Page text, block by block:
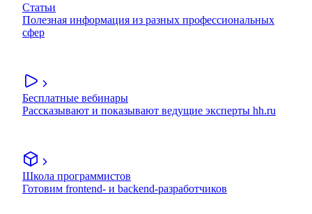
Статьи
Полезная информация из разных профессиональных
сфер
Бесплатные вебинары
Рассказывают и показывают ведущие эксперты hh.ru
Школа программистов
Готовим frontend- и backend-разработчиков